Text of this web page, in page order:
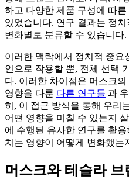
하고 다양한 제품 구성에 따
있었습니다. 연구 결과는 정
변화별로 분류할 수 있습니다.
이러한 맥락에서 정치적 중요
인으로 작용할 뿐, 전체 선택
다. 이러한 차이점은 머스크
영향을 다룬 다른 연구들 과
히, 이 접근 방식을 통해 우리
어떤 영향을 미칠 수 있는지
에 수행된 유사한 연구를 활
치는 영향이 어떻게 변화했는
머스크와 테슬라 브